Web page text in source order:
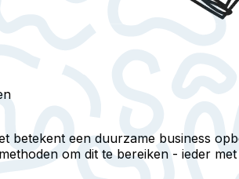
betekent een duurzame business
om dit te bereiken - ieder